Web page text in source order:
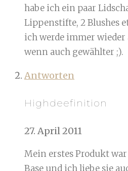
habe ich ein paar
Lippenstifte, 2 Blushes
ich werde immer wieder
wenn auch gewählter ;).
Antworten
Highdeefinition
27. April 2011
Mein erstes Produkt
Base und ich liebe sie